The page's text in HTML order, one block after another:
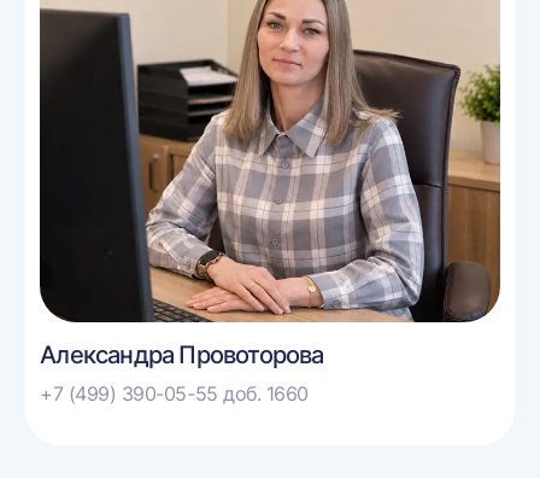
Александра Провоторова
+7 (499) 390-05-55 доб. 1660